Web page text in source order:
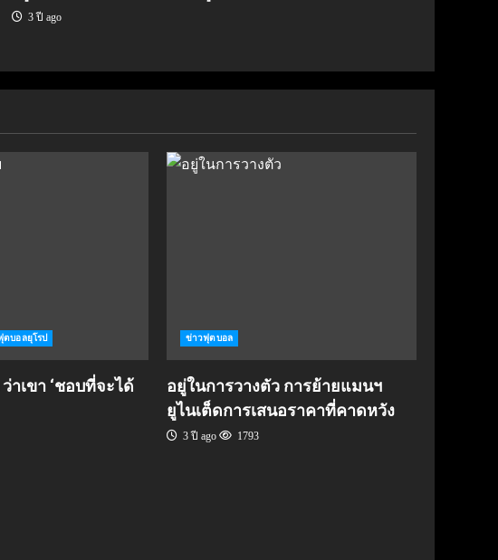
3 ปี ago
ตบอลยุโรป
าเขา ‘ชอบที่จะได้
ข่าวฟุตบอล
อยู่ในการวางตัว การย้ายแมนฯ
ยูไนเต็ดการเสนอราคาที่คาดหวัง
3 ปี ago 1793